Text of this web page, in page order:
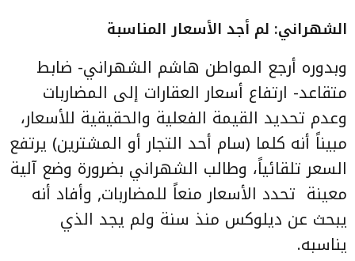
الشهراني: لم أجد الأسعار المناسبة
وبدوره أرجع المواطن هاشم الشهراني- ضابط
متقاعد- ارتفاع أسعار العقارات إلى المضاربات
وعدم تحديد القيمة الفعلية والحقيقية للأسعار،
مبيناً أنه كلما (سام أحد التجار أو المشترين) يرتفع
السعر تلقائياً، وطالب الشهراني بضرورة وضع آلية
معينة تحدد الأسعار منعاً للمضاربات, وأفاد أنه
يبحث عن ديلوكس منذ سنة ولم يجد الذي
يناسبه.